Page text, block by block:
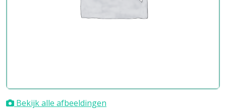
Bekijk alle afbeeldingen